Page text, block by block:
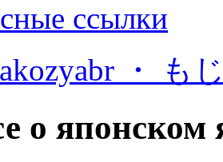
ссылки
・ も
о японском